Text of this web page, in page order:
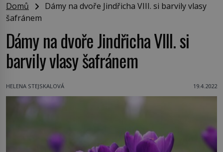
Domů
Dámy na dvoře Jindřicha VIII. si barvily vlasy
šafránem
Dámy na dvoře Jindřicha VIII. si
barvily vlasy šafránem
HELENA STEJSKALOVÁ 19.4.2022